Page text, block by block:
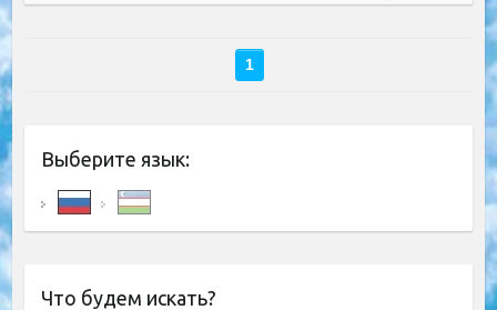
1
Выберите язык:
Что будем искать?